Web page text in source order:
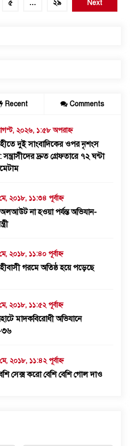
৫ … ২৯ Next
Recent Comments
২০২৬, ১:৫৮ অপরাহ্ন
দুই সাংবাদিকের ওপর নৃশংস
দ্রুত গ্রেফতারে ৭২ ঘন্টা
২০১৮, ১১:৩৪ পূর্বাহ্ন
না হওয়া পর্যন্ত অভিযান-
২০১৮, ১১:৪০ পূর্বাহ্ন
গরমে অতিষ্ঠ হয়ে পড়েছে
২০১৮, ১১:৫২ পূর্বাহ্ন
মাদকবিরোধী অভিযানে
২০১৮, ১১:৪২ পূর্বাহ্ন
সেক্স করো বেশি বেশি গোল দাও